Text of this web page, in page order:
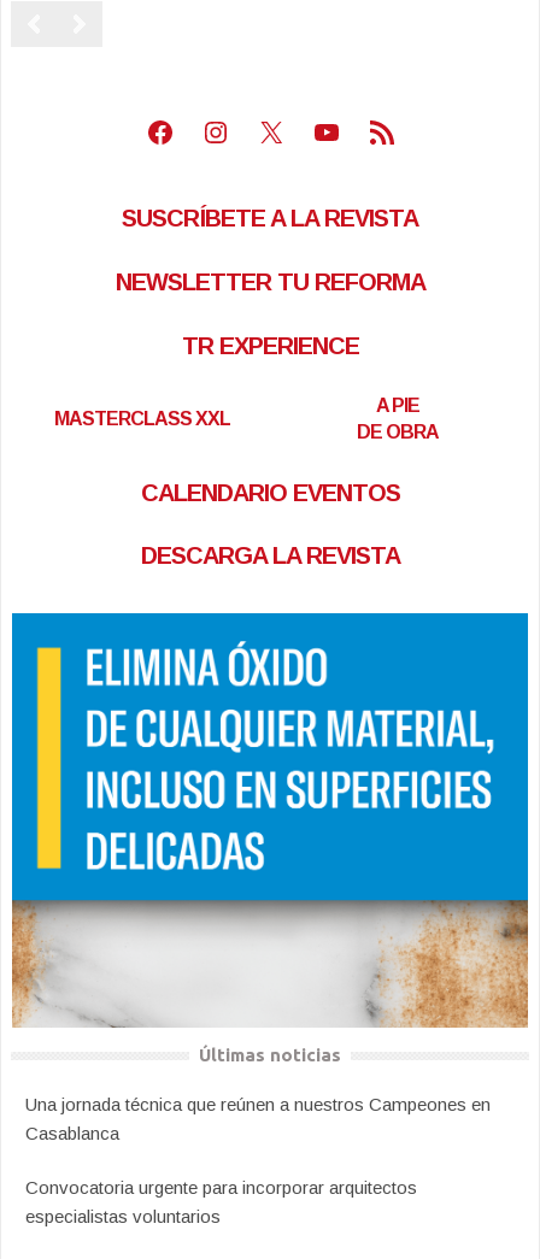
Facebook
Instagram
X Youtube
Feed RSS
SUSCRÍBETE A LA REVISTA
NEWSLETTER TU REFORMA
TR EXPERIENCE
MASTERCLASS XXL
A PIE
DE OBRA
CALENDARIO EVENTOS
DESCARGA LA REVISTA
Últimas noticias
Una jornada técnica que reúnen a nuestros Campeones en
Casablanca
Convocatoria urgente para incorporar arquitectos
especialistas voluntarios